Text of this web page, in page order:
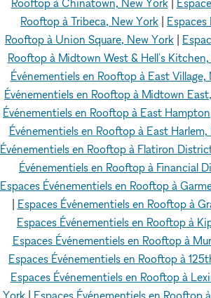
Rooftop à Chinatown, New York|
Rooftop à Tribeca, New York
Espaces
Rooftop à Union Square, New York
Rooftop à Midtown West & Hell's
Événementiels en Rooftop à East Village,
Événementiels en Rooftop à Midtown
Événementiels en Rooftop à East
Événementiels en Rooftop à East
Événementiels en Rooftop à Flatiron
Événementiels en Rooftop à Financial
Espaces Événementiels en Rooftop à
Espaces Événementiels en Rooftop à
Espaces Événementiels en Rooftop à
Espaces Événementiels en Rooftop à
Espaces Événementiels en Rooftop à
Espaces Événementiels en Rooftop à